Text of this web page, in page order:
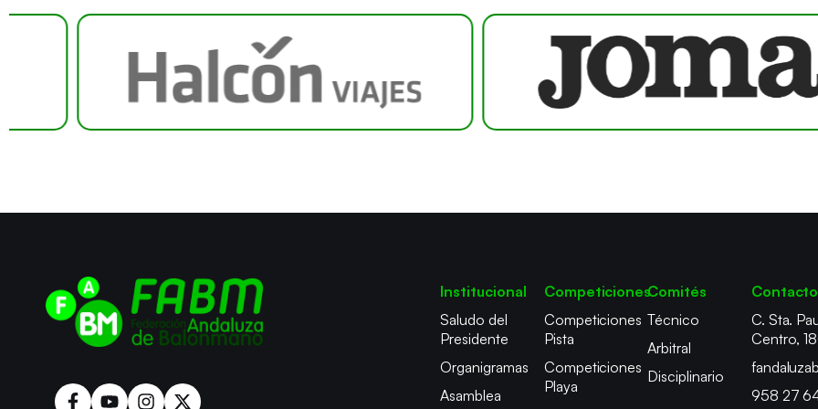
Institucional
Saludo del
Presidente
Organigramas
Asamblea
Competiciones
Competiciones
Pista
Competiciones
Playa
Comités
Técnico
Arbitral
Disciplinario
Contacto
C. Sta.
Centro,
958 27